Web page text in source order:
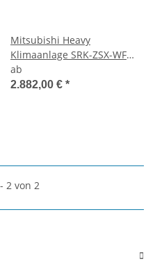
Mitsubishi Heavy
Klimaanlage SRK-ZSX-WF
Wandgerät Multisplit Set
mit 2 Innengeräten
ab
2.882,00 € *
2 von 2